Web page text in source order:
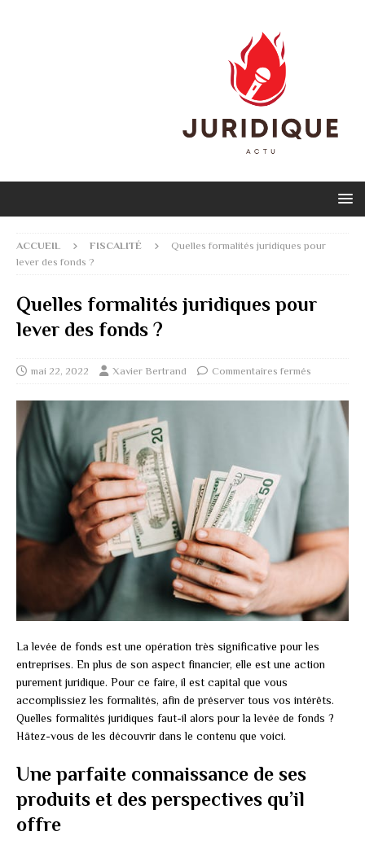
ACCUEIL FISCALITÉ
Quelles formalités juridiques pour
lever des fonds ?
Quelles formalités juridiques pour
lever des fonds ?
mai 22, 2022 Xavier Bertrand Commentaires fermés
La levée de fonds est une opération très significative pour les
entreprises. En plus de son aspect financier, elle est une action
purement juridique. Pour ce faire, il est capital que vous
accomplissiez les formalités, afin de préserver tous vos intérêts.
Quelles formalités juridiques faut-il alors pour la levée de fonds ?
Hâtez-vous de les découvrir dans le contenu que voici.
Une parfaite connaissance de ses
produits et des perspectives qu’il
offre